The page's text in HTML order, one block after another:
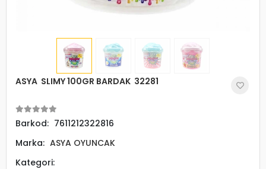
ASYA SLIMY 100GR BARDAK 32281
Barkod: 7611212322816
Marka: ASYA OYUNCAK
Kategori: